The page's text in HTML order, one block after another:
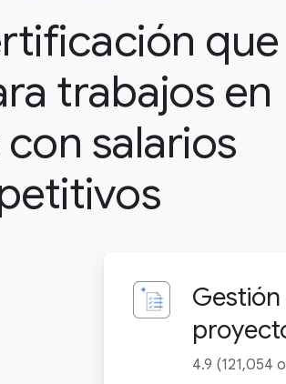
trabajos en
salarios
4.9 (121,054